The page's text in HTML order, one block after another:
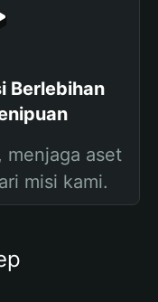
Berlebihan
menjaga aset
misi kami.